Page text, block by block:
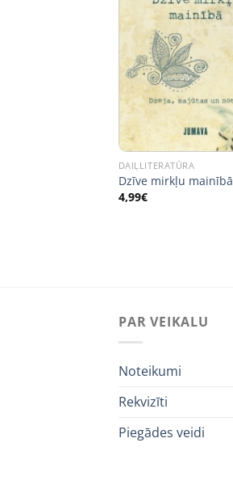
DAIĻLITERATŪRA
Dzīve mirkļu mainībā
4,99€
PAR VEIKALU
Noteikumi
Rekvizīti
Piegādes veidi